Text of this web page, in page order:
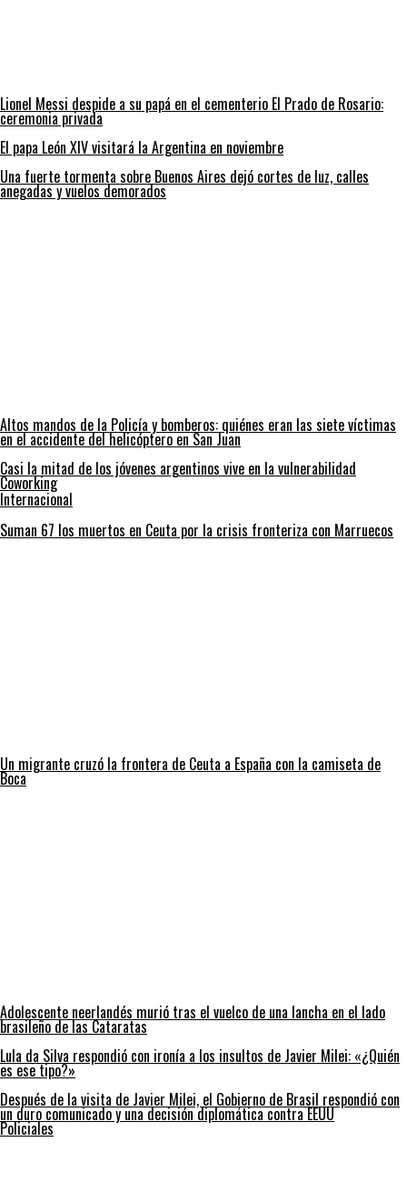
Lionel Messi despide a su papá en el cementerio El Prado de Rosario:
ceremonia privada
El papa León XIV visitará la Argentina en noviembre
Una fuerte tormenta sobre Buenos Aires dejó cortes de luz, calles
anegadas y vuelos demorados
Altos mandos de la Policía y bomberos: quiénes eran las siete víctimas
en el accidente del helicóptero en San Juan
Casi la mitad de los jóvenes argentinos vive en la vulnerabilidad
Coworking
Internacional
Suman 67 los muertos en Ceuta por la crisis fronteriza con Marruecos
Un migrante cruzó la frontera de Ceuta a España con la camiseta de
Boca
Adolescente neerlandés murió tras el vuelco de una lancha en el lado
brasileño de las Cataratas
Lula da Silva respondió con ironía a los insultos de Javier Milei: «¿Quién
es ese tipo?»
Después de la visita de Javier Milei, el Gobierno de Brasil respondió con
un duro comunicado y una decisión diplomática contra EEUU
Policiales